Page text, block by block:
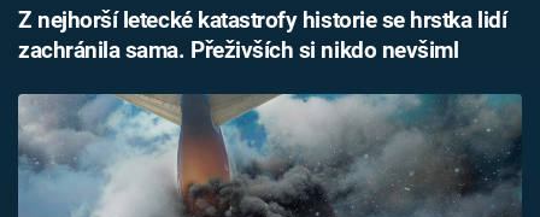
Z nejhorší letecké katastrofy historie se hrstka lidí
zachránila sama. Přeživších si nikdo nevšiml